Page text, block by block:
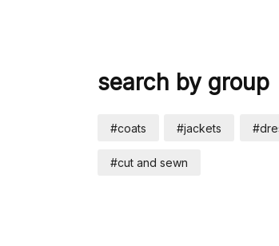
search by group
#coats #jackets
#cut and sewn